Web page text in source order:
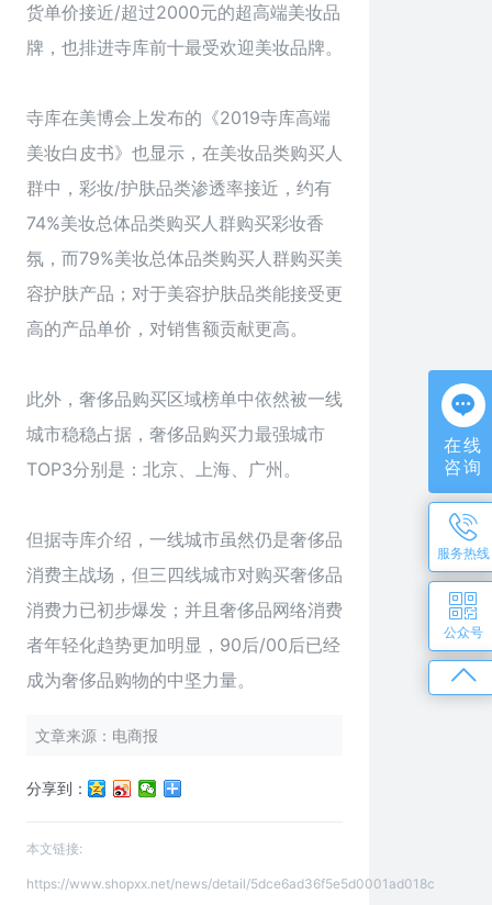
货单价接近/超过2000元的超高端美妆品
牌，也排进寺库前十最受欢迎美妆品牌。
寺库在美博会上发布的《2019寺库高端
美妆白皮书》也显示，在美妆品类购买人
群中，彩妆/护肤品类渗透率接近，约有
74%美妆总体品类购买人群购买彩妆香
氛，而79%美妆总体品类购买人群购买美
容护肤产品；对于美容护肤品类能接受更
高的产品单价，对销售额贡献更高。
此外，奢侈品购买区域榜单中依然被一线
城市稳稳占据，奢侈品购买力最强城市
TOP3分别是：北京、上海、广州。
但据寺库介绍，一线城市虽然仍是奢侈品
消费主战场，但三四线城市对购买奢侈品
消费力已初步爆发；并且奢侈品网络消费
者年轻化趋势更加明显，90后/00后已经
成为奢侈品购物的中坚力量。
文章来源：电商报
分享到：
本文链接:
https://www.shopxx.net/news/detail/5dce6ad36f5e5d0001ad018c
在线
咨询
服务热线
公众号